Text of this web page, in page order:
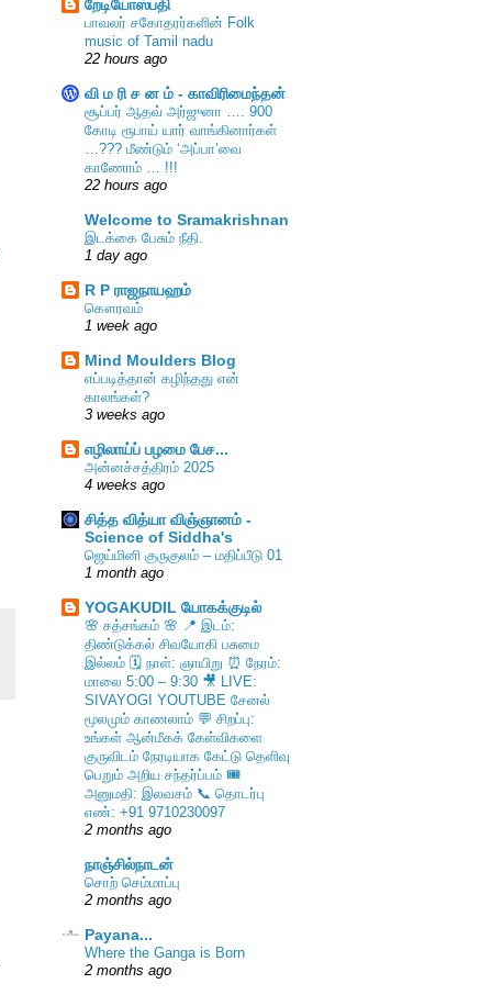
றேடியோஸ்பதி
பாவலர் சகோதரர்களின் Folk
music of Tamil nadu
22 hours ago
வி ம ரி ச ன ம் - காவிரிமைந்தன்
சூப்பர் ஆதவ் அர்ஜுனா …. 900
கோடி ரூபாய் யார் வாங்கினார்கள்
…??? மீண்டும் ‘அப்பா’வை
காணோம் … !!!
22 hours ago
Welcome to Sramakrishnan
இடக்கை பேசும் நீதி.
1 day ago
R P ராஜநாயஹம்
கௌரவம்
1 week ago
Mind Moulders Blog
எப்படித்தான் கழிந்தது என்
காலங்கள்?
3 weeks ago
எழிலாய்ப் பழமை பேச...
அன்னச்சத்திரம் 2025
4 weeks ago
சித்த வித்யா விஞ்ஞானம் -
Science of Siddha's
ஜெய்மினி குருகுலம் – மதிப்பீடு 01
1 month ago
YOGAKUDIL யோகக்குடில்
🌸 சத்சங்கம் 🌸 📍 இடம்:
திண்டுக்கல் சிவயோகி பசுமை
இல்லம் 🗓️ நாள்: ஞாயிறு ⏰ நேரம்:
மாலை 5:00 – 9:30 🎥 LIVE:
SIVAYOGI YOUTUBE சேனல்
மூலமும் காணலாம் 💬 சிறப்பு:
உங்கள் ஆன்மீகக் கேள்விகளை
குருவிடம் நேரடியாக கேட்டு தெளிவு
பெறும் அறிய சந்தர்ப்பம் 🎟️
அனுமதி: இலவசம் 📞 தொடர்பு
எண்: +91 9710230097
2 months ago
நாஞ்சில்நாடன்
சொற் செம்மாப்பு
2 months ago
Payana...
Where the Ganga is Born
2 months ago